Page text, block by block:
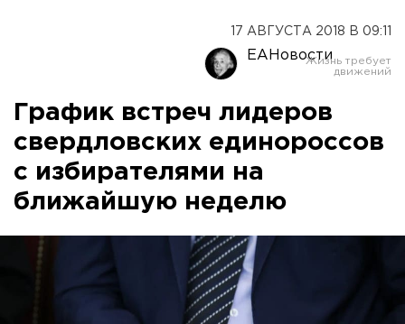
17 АВГУСТА 2018 В 09:11
ЕАНовости
График встреч лидеров
свердловских единороссов
с избирателями на
ближайшую неделю